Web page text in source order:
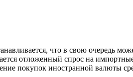
что в свою очередь
отложенный спрос на
покупок иностранной валюты